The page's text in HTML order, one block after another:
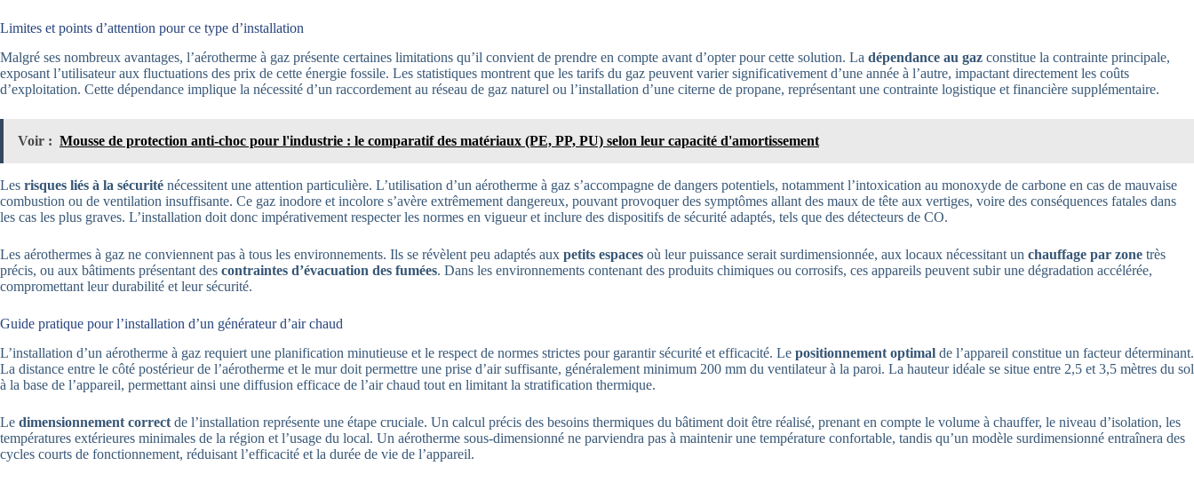
Limites et points d’attention pour ce type d’installation
Malgré ses nombreux avantages, l’aérotherme à gaz présente certaines limitations qu’il convient de prendre en compte avant d’opter pour cette solution. La dépendance au gaz constitue la contrainte principale,
exposant l’utilisateur aux fluctuations des prix de cette énergie fossile. Les statistiques montrent que les tarifs du gaz peuvent varier significativement d’une année à l’autre, impactant directement les coûts
d’exploitation. Cette dépendance implique la nécessité d’un raccordement au réseau de gaz naturel ou l’installation d’une citerne de propane, représentant une contrainte logistique et financière supplémentaire.
Voir : Mousse de protection anti-choc pour l'industrie : le comparatif des matériaux (PE, PP, PU) selon leur capacité d'amortissement
Les risques liés à la sécurité nécessitent une attention particulière. L’utilisation d’un aérotherme à gaz s’accompagne de dangers potentiels, notamment l’intoxication au monoxyde de carbone en cas de mauvaise
combustion ou de ventilation insuffisante. Ce gaz inodore et incolore s’avère extrêmement dangereux, pouvant provoquer des symptômes allant des maux de tête aux vertiges, voire des conséquences fatales dans
les cas les plus graves. L’installation doit donc impérativement respecter les normes en vigueur et inclure des dispositifs de sécurité adaptés, tels que des détecteurs de CO.
Les aérothermes à gaz ne conviennent pas à tous les environnements. Ils se révèlent peu adaptés aux petits espaces où leur puissance serait surdimensionnée, aux locaux nécessitant un chauffage par zone très
précis, ou aux bâtiments présentant des contraintes d’évacuation des fumées. Dans les environnements contenant des produits chimiques ou corrosifs, ces appareils peuvent subir une dégradation accélérée,
compromettant leur durabilité et leur sécurité.
Guide pratique pour l’installation d’un générateur d’air chaud
L’installation d’un aérotherme à gaz requiert une planification minutieuse et le respect de normes strictes pour garantir sécurité et efficacité. Le positionnement optimal de l’appareil constitue un facteur déterminant.
La distance entre le côté postérieur de l’aérotherme et le mur doit permettre une prise d’air suffisante, généralement minimum 200 mm du ventilateur à la paroi. La hauteur idéale se situe entre 2,5 et 3,5 mètres du sol
à la base de l’appareil, permettant ainsi une diffusion efficace de l’air chaud tout en limitant la stratification thermique.
Le dimensionnement correct de l’installation représente une étape cruciale. Un calcul précis des besoins thermiques du bâtiment doit être réalisé, prenant en compte le volume à chauffer, le niveau d’isolation, les
températures extérieures minimales de la région et l’usage du local. Un aérotherme sous-dimensionné ne parviendra pas à maintenir une température confortable, tandis qu’un modèle surdimensionné entraînera des
cycles courts de fonctionnement, réduisant l’efficacité et la durée de vie de l’appareil.